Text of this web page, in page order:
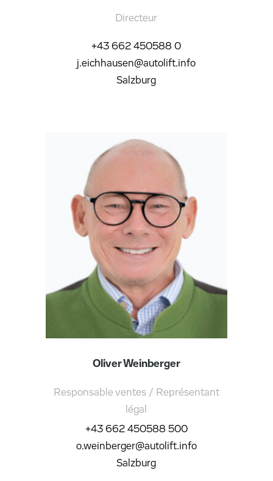
Directeur
+43 662 450588 0
j.eichhausen@autolift.info
Salzburg
Oliver Weinberger
Responsable ventes / Représentant
légal
+43 662 450588 500
o.weinberger@autolift.info
Salzburg